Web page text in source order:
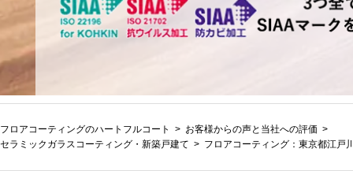
フロアコーティングのハートフルコート
お客様からの声と当社への評価
セラミックガラスコーティング ・ 新築戸建て フロアコーティング：東京都江戸